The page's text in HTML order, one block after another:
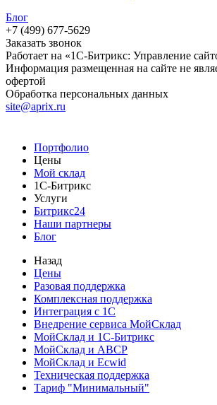
Блог
+7 (499) 677-5629
Заказать звонок
Работает на «1С-Битрикс: Управление
Информация размещенная на сайте не
офертой
Обработка персональных данных
site@aprix.ru
Портфолио
Цены
Мой склад
1С-Битрикс
Услуги
Битрикс24
Наши партнеры
Блог
Назад
Цены
Разовая поддержка
Комплексная поддержка
Интеграция с 1С
Внедрение сервиса МойСклад
МойСклад и 1С-Битрикс
МойСклад и ABCP
МойСклад и Ecwid
Техническая поддержка
Тариф "Минимальный"